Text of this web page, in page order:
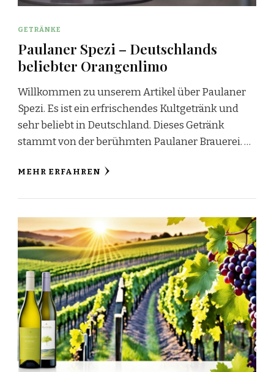
GETRÄNKE
Paulaner Spezi – Deutschlands
beliebter Orangenlimo
Willkommen zu unserem Artikel über Paulaner
Spezi. Es ist ein erfrischendes Kultgetränk und
sehr beliebt in Deutschland. Dieses Getränk
stammt von der berühmten Paulaner Brauerei. …
MEHR ERFAHREN